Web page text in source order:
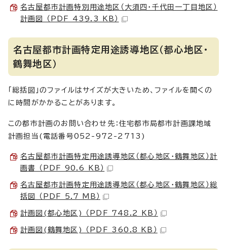
名古屋都市計画特別用途地区（大須四・千代田一丁目地区）
計画図 （PDF 439.3 KB）
名古屋都市計画特定用途誘導地区（都心地区・
鶴舞地区）
「総括図」のファイルはサイズが大きいため、ファイルを開くの
に時間がかかることがあります。
この都市計画のお問い合わせ先：住宅都市局都市計画課地域
計画担当(電話番号052-972-2713)
名古屋都市計画特定用途誘導地区（都心地区・鶴舞地区）計
画書 （PDF 90.6 KB）
名古屋都市計画特定用途誘導地区（都心地区・鶴舞地区）総
括図 （PDF 5.7 MB）
計画図(都心地区) （PDF 748.2 KB）
計画図(鶴舞地区) （PDF 360.8 KB）